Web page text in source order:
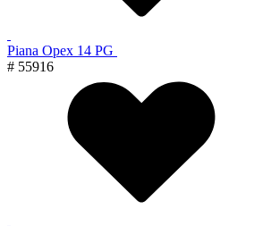
Piana Орех 14 PG
# 55916